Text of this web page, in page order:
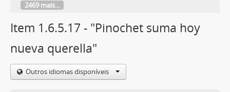
2469 mais...
Item 1.6.5.17 - "Pinochet suma hoy
nueva querella"
Outros idiomas disponíveis